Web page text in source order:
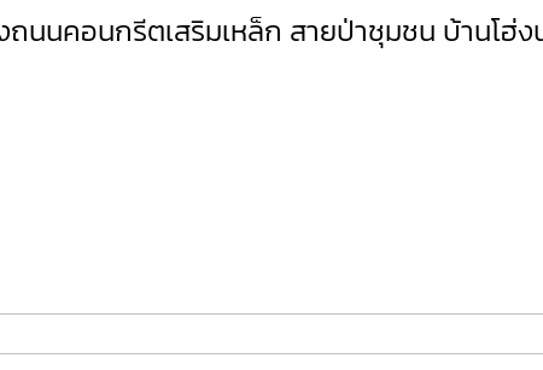
ถนนคอนกรีตเสริมเหล็ก สายป่าชุมชน บ้านโฮ่